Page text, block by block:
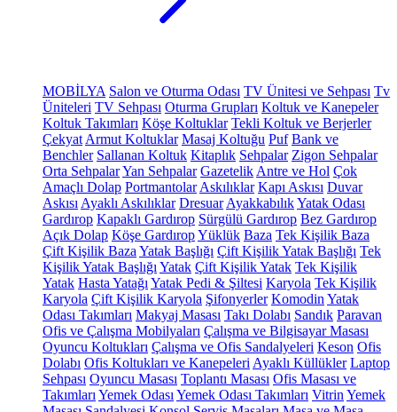
MOBİLYA Salon ve Oturma Odası TV Ünitesi ve Sehpası Tv
Üniteleri TV Sehpası Oturma Grupları Koltuk ve Kanepeler
Koltuk Takımları Köşe Koltuklar Tekli Koltuk ve Berjerler
Çekyat Armut Koltuklar Masaj Koltuğu Puf Bank ve
Benchler Sallanan Koltuk Kitaplık Sehpalar Zigon Sehpalar
Orta SehpalarYan Sehpalar Gazetelik Antre ve Hol Çok
Amaçlı Dolap Portmantolar Askılıklar Kapı Askısı Duvar
Askısı Ayaklı Askılıklar Dresuar AyakkabılıkYatak Odası
Gardırop Kapaklı Gardırop Sürgülü Gardırop Bez Gardırop
Açık Dolap Köşe GardıropYüklük Baza Tek Kişilik Baza
Çift Kişilik Baza Yatak Başlığı Çift Kişilik Yatak Başlığı Tek
Kişilik Yatak Başlığı Yatak Çift Kişilik Yatak Tek Kişilik
Yatak Hasta Yatağı Yatak Pedi & Şiltesi Karyola Tek Kişilik
Karyola Çift Kişilik Karyola Şifonyerler Komodin Yatak
Odası Takımları Makyaj Masası Takı Dolabı Sandık Paravan
Ofis ve Çalışma Mobilyaları Çalışma ve Bilgisayar Masası
Oyuncu Koltukları Çalışma ve Ofis Sandalyeleri Keson Ofis
Dolabı Ofis Koltukları ve Kanepeleri Ayaklı Küllükler Laptop
Sehpası Oyuncu Masası Toplantı Masası Ofis Masası ve
Takımları Yemek Odası Yemek Odası Takımları Vitrin Yemek